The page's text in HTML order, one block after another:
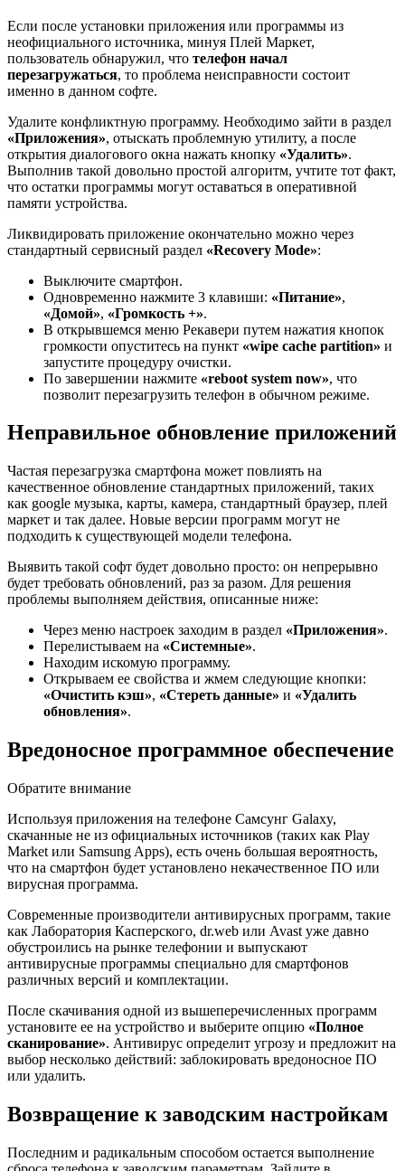
Если после установки приложения или программы из
неофициального источника, минуя Плей Маркет,
пользователь обнаружил, что телефон начал
перезагружаться, то проблема неисправности состоит
именно в данном софте.
Удалите конфликтную программу. Необходимо зайти в раздел
«Приложения», отыскать проблемную утилиту, а после
открытия диалогового окна нажать кнопку «Удалить».
Выполнив такой довольно простой алгоритм, учтите тот факт,
что остатки программы могут оставаться в оперативной
памяти устройства.
Ликвидировать приложение окончательно можно через
стандартный сервисный раздел «Recovery Mode»:
Выключите смартфон.
Одновременно нажмите 3 клавиши: «Питание»,
«Домой», «Громкость +».
В открывшемся меню Рекавери путем нажатия кнопок
громкости опуститесь на пункт «wipe cache partition» и
запустите процедуру очистки.
По завершении нажмите «reboot system now», что
позволит перезагрузить телефон в обычном режиме.
Неправильное обновление приложений
Частая перезагрузка смартфона может повлиять на
качественное обновление стандартных приложений, таких
как google музыка, карты, камера, стандартный браузер, плей
маркет и так далее. Новые версии программ могут не
подходить к существующей модели телефона.
Выявить такой софт будет довольно просто: он непрерывно
будет требовать обновлений, раз за разом. Для решения
проблемы выполняем действия, описанные ниже:
Через меню настроек заходим в раздел «Приложения».
Перелистываем на «Системные».
Находим искомую программу.
Открываем ее свойства и жмем следующие кнопки:
«Очистить кэш», «Стереть данные» и «Удалить
обновления».
Вредоносное программное обеспечение
Обратите внимание
Используя приложения на телефоне Самсунг Galaxy,
скачанные не из официальных источников (таких как Play
Market или Samsung Apps), есть очень большая вероятность,
что на смартфон будет установлено некачественное ПО или
вирусная программа.
Современные производители антивирусных программ, такие
как Лаборатория Касперского, dr.web или Avast уже давно
обустроились на рынке телефонии и выпускают
антивирусные программы специально для смартфонов
различных версий и комплектации.
После скачивания одной из вышеперечисленных программ
установите ее на устройство и выберите опцию «Полное
сканирование». Антивирус определит угрозу и предложит на
выбор несколько действий: заблокировать вредоносное ПО
или удалить.
Возвращение к заводским настройкам
Последним и радикальным способом остается выполнение